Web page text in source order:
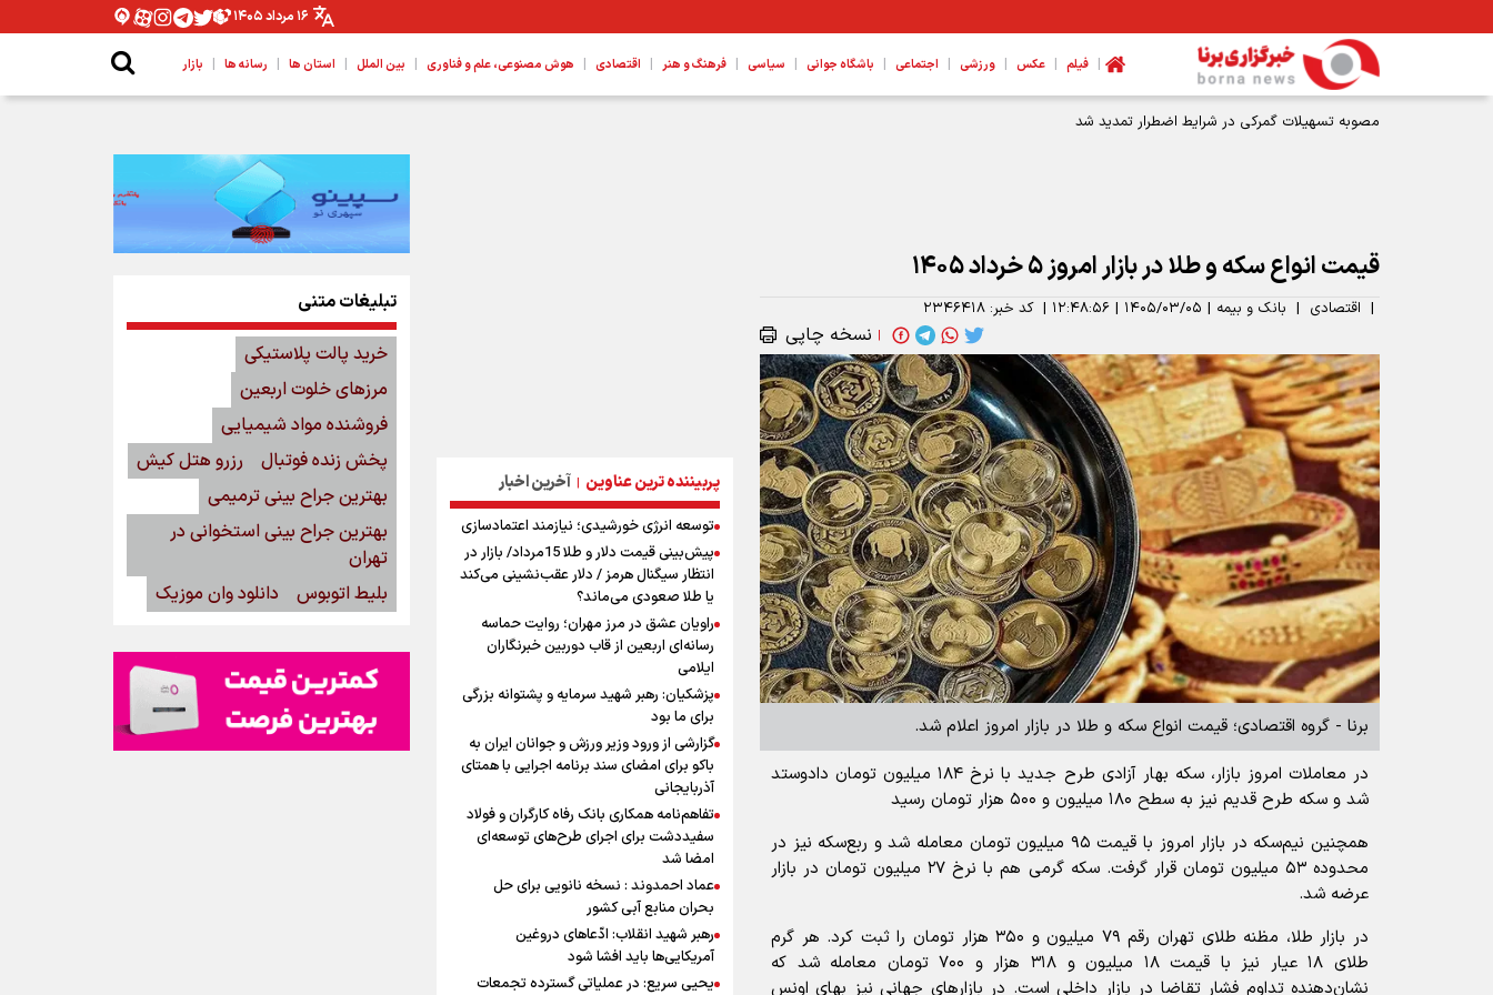
۱۶ مرداد ۱۴۰۵
| فیلم | عکس | ورزشی | اجتماعی | باشگاه جوانی | سیاسی | فرهنگ و هنر | اقتصادی | هوش مصنوعی، علم و فناوری | بین الملل | استان ها | رسانه ها | بازار
قیمت انواع سکه و طلا در بازار امروز ۵ خرداد ۱۴۰۵
| اقتصادی | بانک و بیمه | ۱۴۰۵/۰۳/۰۵ | ۱۲:۴۸:۵۶ | کد خبر: ۲۳۴۶۴۱۸
| نسخه چاپی
برنا - گروه اقتصادی؛ قیمت انواع سکه و طلا در بازار امروز اعلام شد.
در معاملات امروز بازار، سکه بهار آزادی طرح جدید با نرخ ۱۸۴ میلیون تومان دادوستد
شد و سکه طرح قدیم نیز به سطح ۱۸۰ میلیون و ۵۰۰ هزار تومان رسید
همچنین نیم‌سکه در بازار امروز با قیمت ۹۵ میلیون تومان معامله شد و ربع‌سکه نیز در
محدوده ۵۳ میلیون تومان قرار گرفت. سکه گرمی هم با نرخ ۲۷ میلیون تومان در بازار
عرضه شد.
در بازار طلا، مظنه طلای تهران رقم ۷۹ میلیون و ۳۵۰ هزار تومان را ثبت کرد. هر گرم
طلای ۱۸ عیار نیز با قیمت ۱۸ میلیون و ۳۱۸ هزار و ۷۰۰ تومان معامله شد که
نشان‌دهنده تداوم فشار تقاضا در بازار داخلی است. در بازارهای جهانی نیز بهای اونس
پربیننده ترین عناوین | آخرین اخبار
توسعه انرژی خورشیدی؛ نیازمند اعتمادسازی
پیش‌بینی قیمت دلار و طلا 15مرداد/ بازار در
انتظار سیگنال هرمز / دلار عقب‌نشینی می‌کند
یا طلا صعودی می‌ماند؟
راویان عشق در مرز مهران؛ روایت حماسه‌
رسانه‌ای اربعین از قاب دوربین خبرنگاران
ایلامی
پزشکیان: رهبر شهید سرمایه و پشتوانه بزرگی
برای ما بود
گزارشی از ورود وزیر ورزش و جوانان ایران به
باکو برای امضای سند برنامه اجرایی با همتای
آذربایجانی
تفاهم‌نامه همکاری بانک رفاه کارگران و فولاد
سفیددشت برای اجرای طرح‌های توسعه‌ای
امضا شد
عماد احمدوند : نسخه نانویی برای حل
بحران منابع آبی کشور
رهبر شهید انقلاب: ادّعاهای دروغین
آمریکایی‌ها باید افشا شود
یحیی سریع: در عملیاتی گسترده تجمعات
تبلیغات متنی
خرید پالت پلاستیکی
مرزهای خلوت اربعین
فروشنده مواد شیمیایی
پخش زنده فوتبال
رزرو هتل کیش
بهترین جراح بینی ترمیمی
بهترین جراح بینی استخوانی در
تهران
بلیط اتوبوس
دانلود وان موزیک